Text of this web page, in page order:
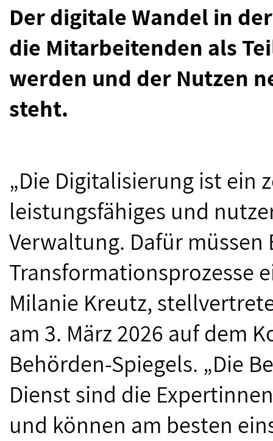
Der digitale Wandel in
die Mitarbeitenden als
werden und der Nutzen
steht.
„Die Digitalisierung ist ein
leistungsfähiges und
Verwaltung. Dafür
Transformationsprozesse
Milanie Kreutz,
am 3. März 2026 auf dem
Behörden-Spiegels. „Die
Dienst sind die
und können am besten